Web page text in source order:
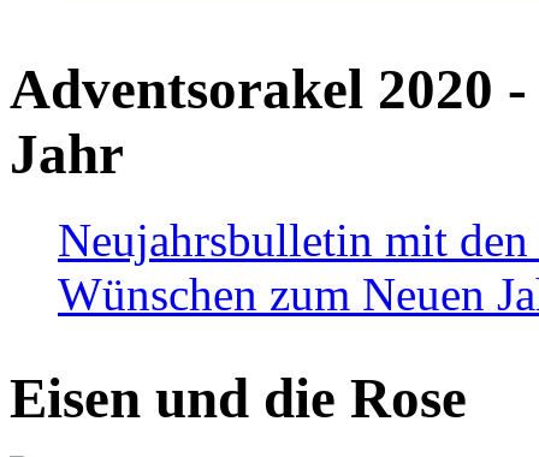
Adventsorakel 2020
Jahr
Neujahrsbulletin mit den
Wünschen zum Neuen
Eisen und die Rose